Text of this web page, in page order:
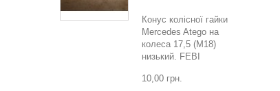
Конус колісної гайки
Mercedes Atego на
колеса 17,5 (M18)
низький. FEBI
10,00 грн.